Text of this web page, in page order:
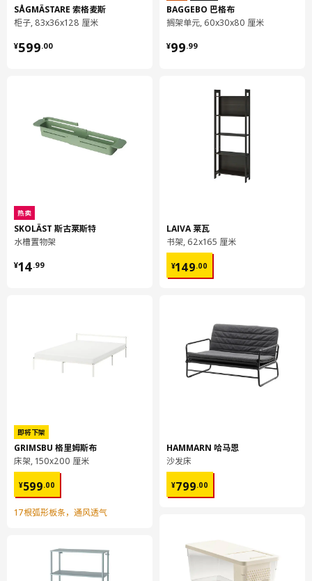
净重
0.96 公斤
重量
1.13 公斤
VOXTORP 沃托普
高度
长度
66 厘米
净重
3.61 公斤
容量
6.6 公升
METOD 米多
高度
长度
88 厘米
净重
20.05 公斤
容量
36.3 公升
重量
包装数量
SÅGMÄSTARE 索格麦斯
柜子, 83x36x128 厘米
¥599.00
¥ 599.00
热卖
SKOLÄST 斯古莱斯特
水槽置物架
¥14.99
¥ 14.99
即将下架
GRIMSBU 格里姆斯布
床架, 150x200 厘米
¥599.00
¥ 599.00
17根弧形板条，通风透气
BAGGEBO 巴格布
搁架单元, 60x30x80 厘米
¥99.99
¥ 99.99
LAIVA 莱瓦
书架, 62x165 厘米
¥149.00
¥ 149.00
HAMMARN 哈马恩
沙发床
¥799.00
¥ 799.00